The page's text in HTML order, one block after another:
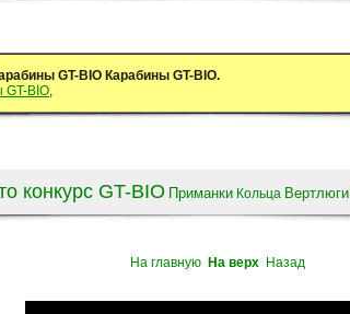
GT-BIO Карабины GT-BIO.
GT-BIO,
конкурс GT-BIO Приманки Кольца Вертлюги
На главную На верх Назад